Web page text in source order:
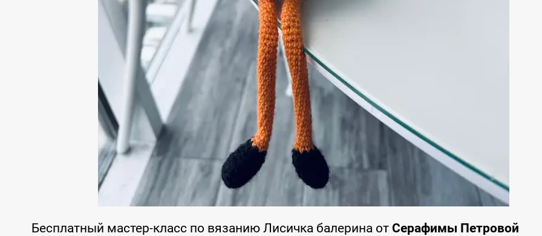
Бесплатный мастер-класс по вязанию Лисичка балерина от Серафимы Петровой